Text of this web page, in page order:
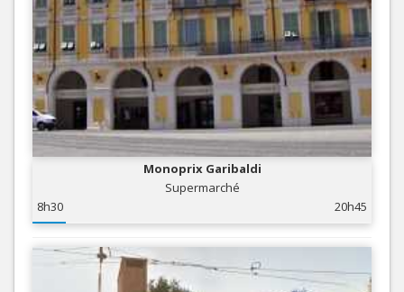
Monoprix Garibaldi
Supermarché
8h30
20h45